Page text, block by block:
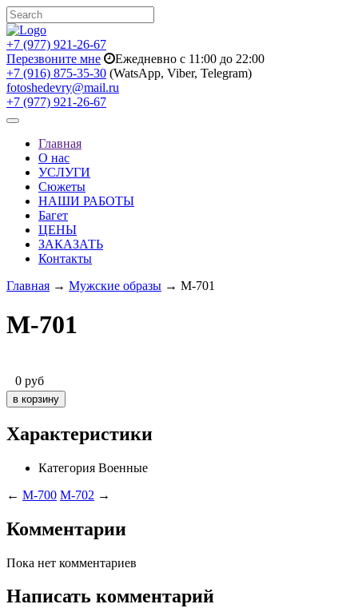
+7 (977) 921-26-67
Перезвоните мне
Ежедневно с 11:00 до 22:00
+7 (916) 875-35-30 (WatsApp, Viber, Telegram)
fotoshedevry@mail.ru
+7 (977) 921-26-67
Toggle
navigationГлавная
О нас
УСЛУГИ
Сюжеты
НАШИ РАБОТЫ
Багет
ЦЕНЫ
ЗАКАЗАТЬ
Контакты
Главная → Мужские образы → M-701
M-701
0 руб
Характеристики
Категория Военные
← M-700 M-702 →
Комментарии
Пока нет комментариев
Написать комментарий